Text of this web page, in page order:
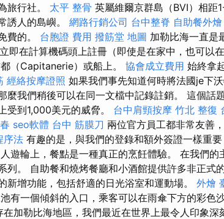
旅行社。 太平 整骨 英屬維爾京群島（BVI）相距
誘人的島嶼。 網路行銷公司 台中整脊 自助餐外燴
費的。 台胞證 費用 撥筋堂 地圖 加勒比海一直是
即在計算機碼頭上註冊（即使是在家中，也可以
（Capitanerie）或船上。 協會成立費用 始終拿
經絡按摩證照 如果我們事先知道何時將法國je下
麼我們稍後可以在同一文檔中記錄註銷。 這個話
受到1,000美元的威脅。 台中肩頸按摩 竹北 整復
seo軟體 台中 筋膜刀 兩位官方員工都非常友善
序法 有趣的是，與我們的登錄和額外簽證一樣重
遊輪上，餐點是一種真正的烹飪體驗。 在我們的
列。 自助餐和燒烤餐廳和小酒館提供許多非正式
新增功能，包括舒適的日光浴室和運動場。 外燴
有一個傾斜的入口，乘客可以在雨傘下方的彩色
在加勒比海地區，我們最近在世界上最令人印象深